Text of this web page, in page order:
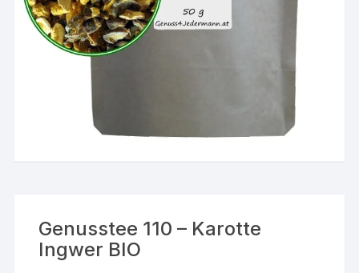
Genusstee 110 – Karotte
Ingwer BIO